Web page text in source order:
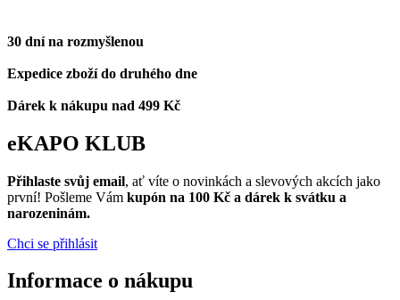
30 dní na rozmyšlenou
Expedice zboží do druhého dne
Dárek k nákupu nad 499 Kč
eKAPO KLUB
Přihlaste svůj email, ať víte o novinkách a slevových akcích jako
první! Pošleme Vám kupón na 100 Kč a dárek k svátku a
narozeninám.
Chci se přihlásit
Informace o nákupu